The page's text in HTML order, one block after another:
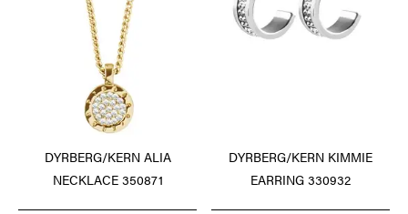
DYRBERG/KERN ALIA
NECKLACE 350871
DYRBERG/KERN KIMMIE
EARRING 330932